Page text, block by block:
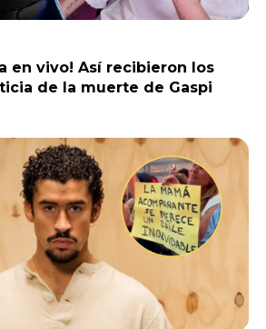
en vivo! Así recibieron los
de la muerte de Gaspi